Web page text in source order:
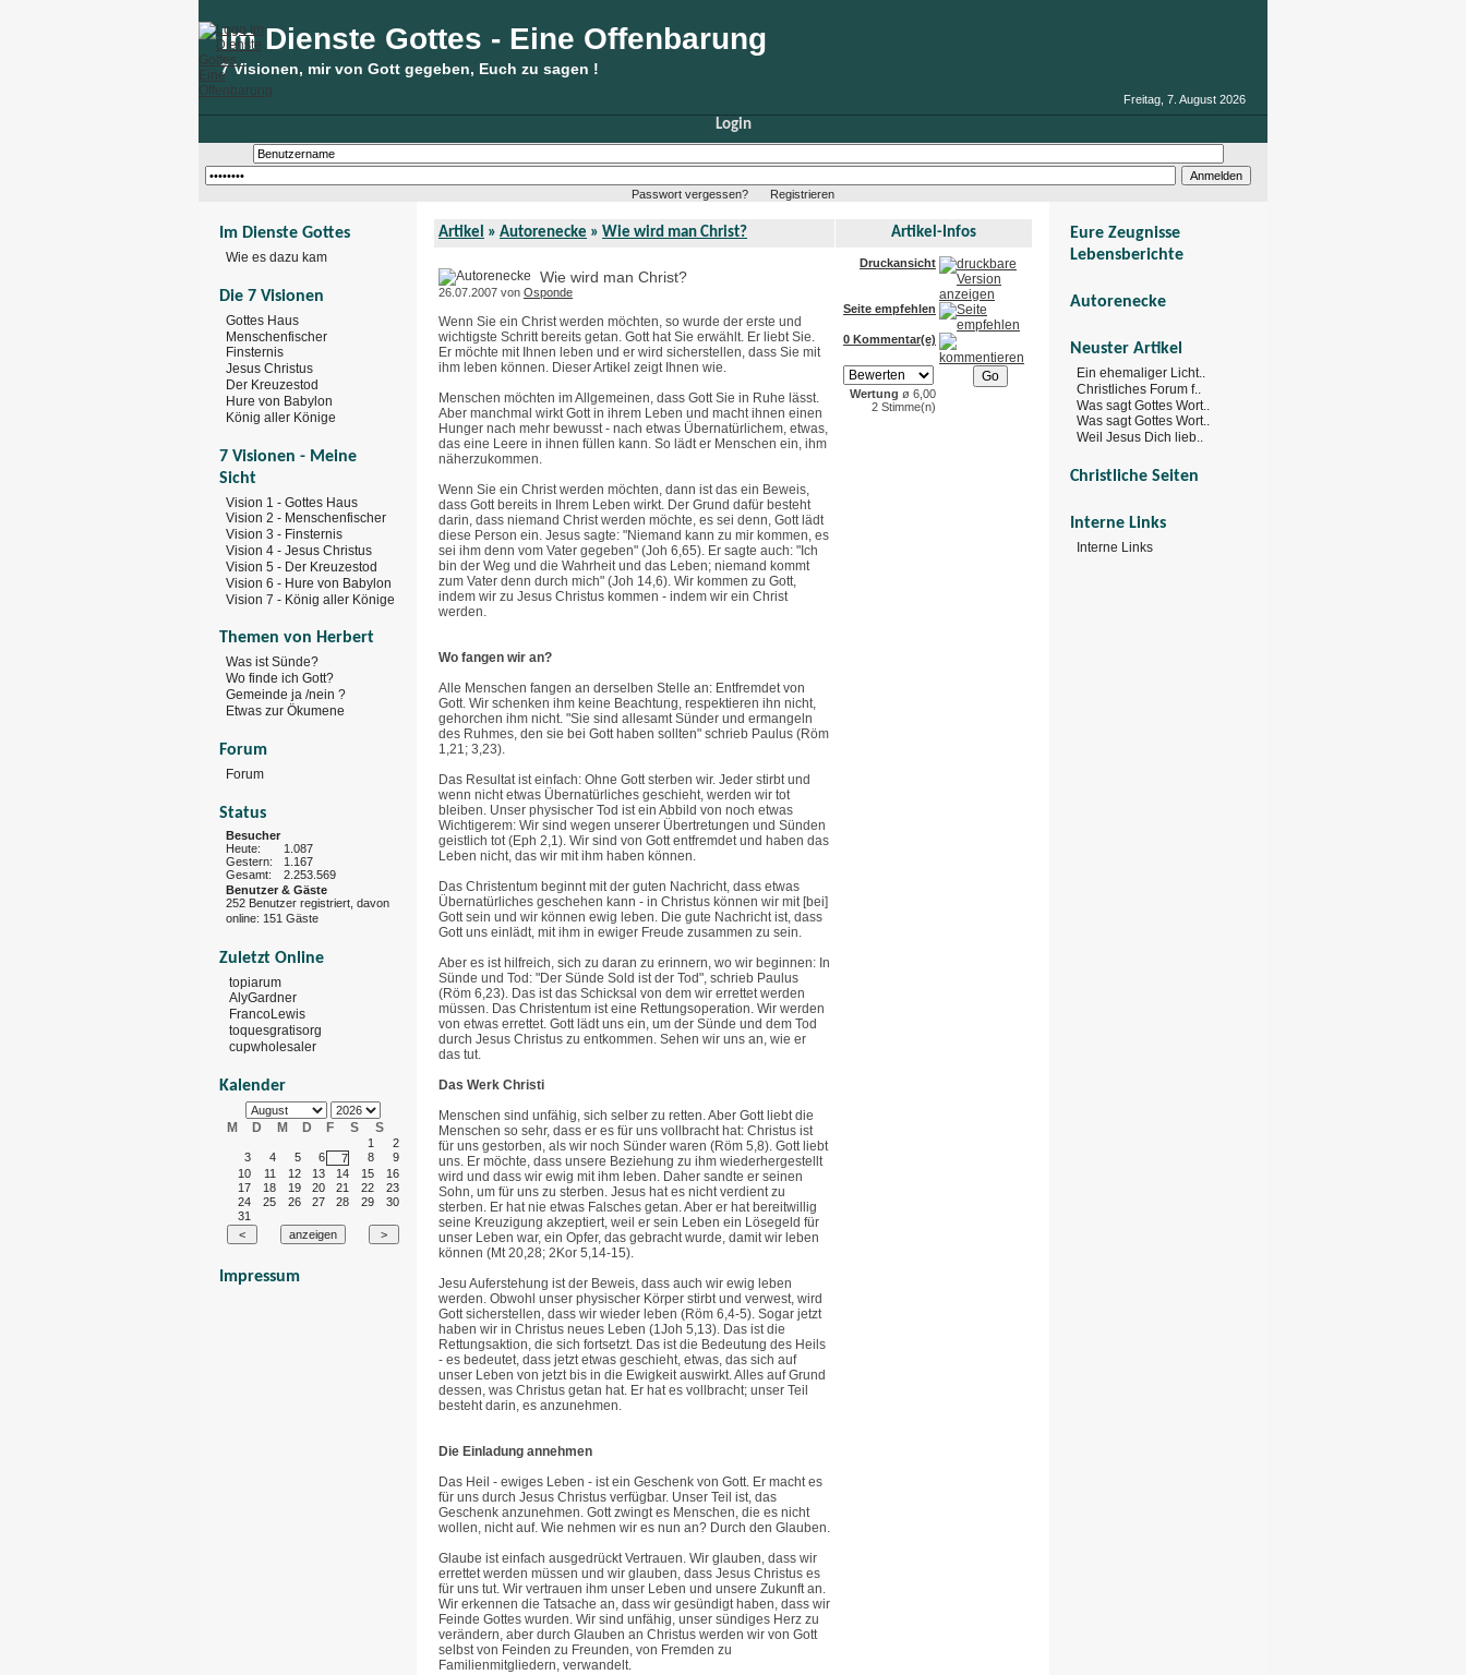
Im Dienste Gottes - Eine Offenbarung
7 Visionen, mir von Gott gegeben, Euch zu sagen !
Login
Passwort vergessen? Registrieren
Freitag, 7. August 2026
Im Dienste Gottes
Wie es dazu kam
Die 7 Visionen
Gottes Haus
Menschenfischer
Finsternis
Jesus Christus
Der Kreuzestod
Hure von Babylon
König aller Könige
7 Visionen - Meine
Sicht
Vision 1 - Gottes Haus
Vision 2 - Menschenfischer
Vision 3 - Finsternis
Vision 4 - Jesus Christus
Vision 5 - Der Kreuzestod
Vision 6 - Hure von Babylon
Vision 7 - König aller Könige
Themen von Herbert
Was ist Sünde?
Wo finde ich Gott?
Gemeinde ja /nein ?
Etwas zur Ökumene
Forum
Forum
Status
Besucher
Heute:
1.087
Gestern:
1.167
Gesamt:
2.253.569
Benutzer & Gäste
252 Benutzer registriert, davon
online: 151 Gäste
Zuletzt Online
topiarum
AlyGardner
FrancoLewis
toquesgratisorg
cupwholesaler
Kalender
M D M D F S S
1
2
3
4 5 6 7 8
9
10
11 12 13 14 15
16
17
18 19 20 21 22
23
24
25 26 27 28 29
30
31
Impressum
Artikel » Autorenecke » Wie wird man Christ? Artikel-Infos
Wie wird man Christ?
26.07.2007 von Osponde
Wenn Sie ein Christ werden möchten, so wurde der erste und
wichtigste Schritt bereits getan. Gott hat Sie erwählt. Er liebt Sie.
Er möchte mit Ihnen leben und er wird sicherstellen, dass Sie mit
ihm leben können. Dieser Artikel zeigt Ihnen wie.
Menschen möchten im Allgemeinen, dass Gott Sie in Ruhe lässt.
Aber manchmal wirkt Gott in ihrem Leben und macht ihnen einen
Hunger nach mehr bewusst - nach etwas Übernatürlichem, etwas,
das eine Leere in ihnen füllen kann. So lädt er Menschen ein, ihm
näherzukommen.
Wenn Sie ein Christ werden möchten, dann ist das ein Beweis,
dass Gott bereits in Ihrem Leben wirkt. Der Grund dafür besteht
darin, dass niemand Christ werden möchte, es sei denn, Gott lädt
diese Person ein. Jesus sagte: "Niemand kann zu mir kommen, es
sei ihm denn vom Vater gegeben" (Joh 6,65). Er sagte auch: "Ich
bin der Weg und die Wahrheit und das Leben; niemand kommt
zum Vater denn durch mich" (Joh 14,6). Wir kommen zu Gott,
indem wir zu Jesus Christus kommen - indem wir ein Christ
werden.
Wo fangen wir an?
Alle Menschen fangen an derselben Stelle an: Entfremdet von
Gott. Wir schenken ihm keine Beachtung, respektieren ihn nicht,
gehorchen ihm nicht. "Sie sind allesamt Sünder und ermangeln
des Ruhmes, den sie bei Gott haben sollten" schrieb Paulus (Röm
1,21; 3,23).
Das Resultat ist einfach: Ohne Gott sterben wir. Jeder stirbt und
wenn nicht etwas Übernatürliches geschieht, werden wir tot
bleiben. Unser physischer Tod ist ein Abbild von noch etwas
Wichtigerem: Wir sind wegen unserer Übertretungen und Sünden
geistlich tot (Eph 2,1). Wir sind von Gott entfremdet und haben das
Leben nicht, das wir mit ihm haben können.
Das Christentum beginnt mit der guten Nachricht, dass etwas
Übernatürliches geschehen kann - in Christus können wir mit [bei]
Gott sein und wir können ewig leben. Die gute Nachricht ist, dass
Gott uns einlädt, mit ihm in ewiger Freude zusammen zu sein.
Aber es ist hilfreich, sich zu daran zu erinnern, wo wir beginnen: In
Sünde und Tod: "Der Sünde Sold ist der Tod", schrieb Paulus
(Röm 6,23). Das ist das Schicksal von dem wir errettet werden
müssen. Das Christentum ist eine Rettungsoperation. Wir werden
von etwas errettet. Gott lädt uns ein, um der Sünde und dem Tod
durch Jesus Christus zu entkommen. Sehen wir uns an, wie er
das tut.
Das Werk Christi
Menschen sind unfähig, sich selber zu retten. Aber Gott liebt die
Menschen so sehr, dass er es für uns vollbracht hat: Christus ist
für uns gestorben, als wir noch Sünder waren (Röm 5,8). Gott liebt
uns. Er möchte, dass unsere Beziehung zu ihm wiederhergestellt
wird und dass wir ewig mit ihm leben. Daher sandte er seinen
Sohn, um für uns zu sterben. Jesus hat es nicht verdient zu
sterben. Er hat nie etwas Falsches getan. Aber er hat bereitwillig
seine Kreuzigung akzeptiert, weil er sein Leben ein Lösegeld für
unser Leben war, ein Opfer, das gebracht wurde, damit wir leben
können (Mt 20,28; 2Kor 5,14-15).
Jesu Auferstehung ist der Beweis, dass auch wir ewig leben
werden. Obwohl unser physischer Körper stirbt und verwest, wird
Gott sicherstellen, dass wir wieder leben (Röm 6,4-5). Sogar jetzt
haben wir in Christus neues Leben (1Joh 5,13). Das ist die
Rettungsaktion, die sich fortsetzt. Das ist die Bedeutung des Heils
- es bedeutet, dass jetzt etwas geschieht, etwas, das sich auf
unser Leben von jetzt bis in die Ewigkeit auswirkt. Alles auf Grund
dessen, was Christus getan hat. Er hat es vollbracht; unser Teil
besteht darin, es anzunehmen.
Die Einladung annehmen
Das Heil - ewiges Leben - ist ein Geschenk von Gott. Er macht es
für uns durch Jesus Christus verfügbar. Unser Teil ist, das
Geschenk anzunehmen. Gott zwingt es Menschen, die es nicht
wollen, nicht auf. Wie nehmen wir es nun an? Durch den Glauben.
Glaube ist einfach ausgedrückt Vertrauen. Wir glauben, dass wir
errettet werden müssen und wir glauben, dass Jesus Christus es
für uns tut. Wir vertrauen ihm unser Leben und unsere Zukunft an.
Wir erkennen die Tatsache an, dass wir gesündigt haben, dass wir
Feinde Gottes wurden. Wir sind unfähig, unser sündiges Herz zu
verändern, aber durch Glauben an Christus werden wir von Gott
selbst von Feinden zu Freunden, von Fremden zu
Familienmitgliedern, verwandelt.
Druckansicht
Seite empfehlen
0 Kommentar(e)
Wertung ø 6,00
2 Stimme(n)
Eure Zeugnisse
Lebensberichte
Autorenecke
Neuster Artikel
Ein ehemaliger Licht..
Christliches Forum f..
Was sagt Gottes Wort..
Was sagt Gottes Wort..
Weil Jesus Dich lieb..
Christliche Seiten
Interne Links
Interne Links